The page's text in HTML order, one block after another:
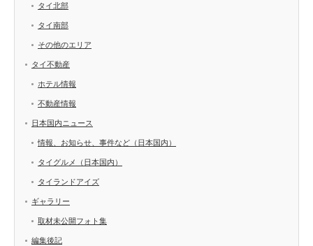
タイ北部
タイ南部
その他のエリア
タイ不動産
ホテル情報
不動産情報
日本国内ニュース
情報、お知らせ、事件など（日本国内）
タイグルメ（日本国内）
タイランドアイズ
ギャラリー
取材未公開フォト集
編集後記